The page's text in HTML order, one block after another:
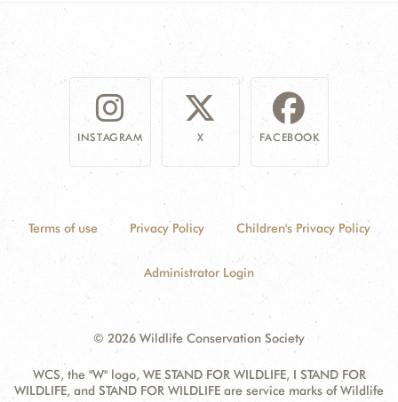
INSTAGRAM X FACEBOOK
Terms of use Privacy Policy Children's Privacy Policy
Administrator Login
© 2026 Wildlife Conservation Society
WCS, the "W" logo, WE STAND FOR WILDLIFE, I STAND FOR
WILDLIFE, and STAND FOR WILDLIFE are service marks of Wildlife